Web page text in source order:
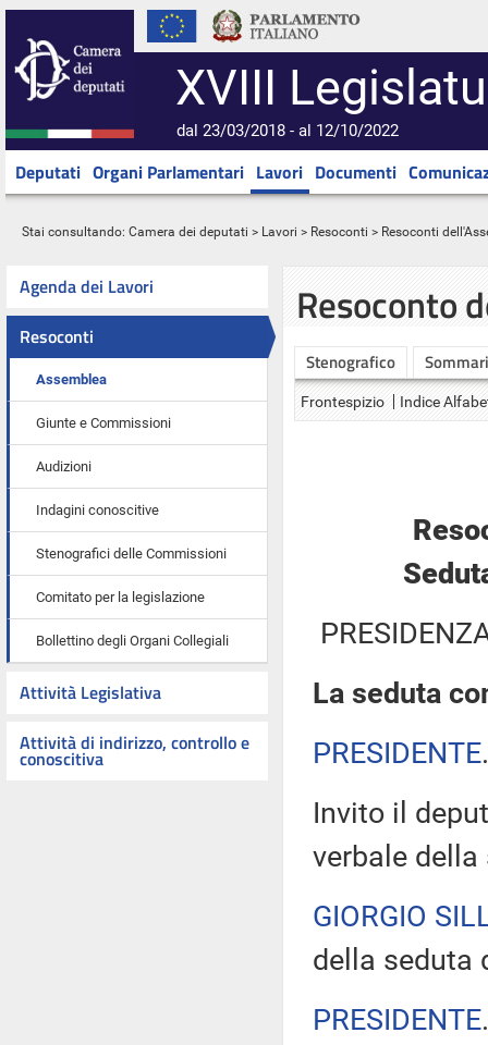
XVIII
dal 23/03/2018 - al 12/10/2022
Deputati Organi Parlamentari Lavori Documenti
Stai consultando: Camera dei deputati > Lavori > Resoconti > Resoconti
Agenda dei Lavori
Resoconti
Assemblea
Giunte e Commissioni
Audizioni
Indagini conoscitive
Stenografici delle Commissioni
Comitato per la legislazione
Bollettino degli Organi Collegiali
Attività Legislativa
Attività di indirizzo, controllo e
conoscitiva
Resoconto
Stenografico
Frontespizio Indice
La seduta
PRESIDENTE
Invito il
verbale della
GIORGIO
della seduta
PRESIDENTE